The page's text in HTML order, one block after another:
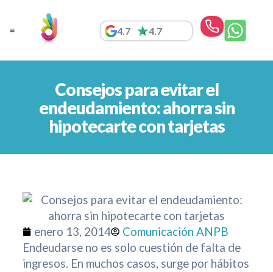
contenido
4.7 4.7
Consejos para evitar el
endeudamiento: ahorra sin
hipotecarte con tarjetas
enero 13, 2014
Comunicación ANPB
Endeudarse no es solo cuestión de falta de
ingresos. En muchos casos, surge por hábitos